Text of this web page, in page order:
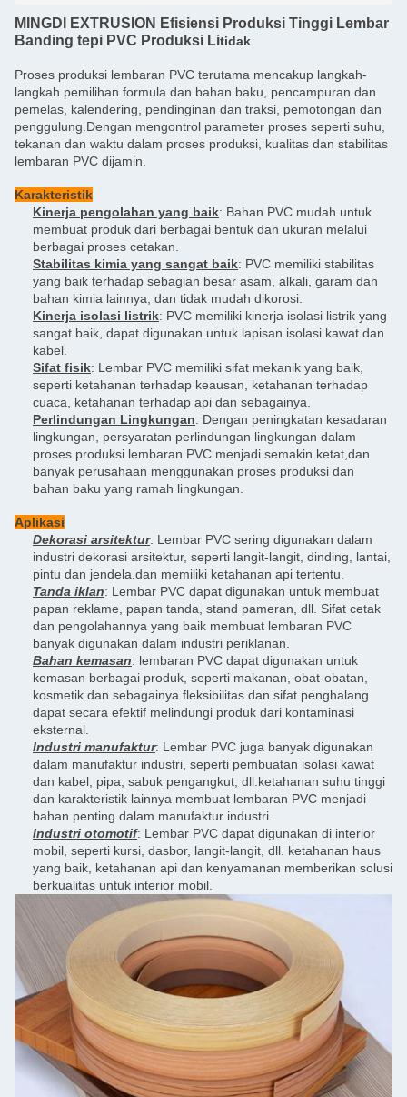
MINGDI EXTRUSION Efisiensi Produksi Tinggi Lembar
Banding tepi PVC Produksi Litidak
Proses produksi lembaran PVC terutama mencakup langkah-
langkah pemilihan formula dan bahan baku, pencampuran dan
pemelas, kalendering, pendinginan dan traksi, pemotongan dan
penggulung.Dengan mengontrol parameter proses seperti suhu,
tekanan dan waktu dalam proses produksi, kualitas dan stabilitas
lembaran PVC dijamin.
Karakteristik
Kinerja pengolahan yang baik: Bahan PVC mudah untuk
membuat produk dari berbagai bentuk dan ukuran melalui
berbagai proses cetakan.
Stabilitas kimia yang sangat baik: PVC memiliki stabilitas
yang baik terhadap sebagian besar asam, alkali, garam dan
bahan kimia lainnya, dan tidak mudah dikorosi.
Kinerja isolasi listrik: PVC memiliki kinerja isolasi listrik yang
sangat baik, dapat digunakan untuk lapisan isolasi kawat dan
kabel.
Sifat fisik: Lembar PVC memiliki sifat mekanik yang baik,
seperti ketahanan terhadap keausan, ketahanan terhadap
cuaca, ketahanan terhadap api dan sebagainya.
Perlindungan Lingkungan: Dengan peningkatan kesadaran
lingkungan, persyaratan perlindungan lingkungan dalam
proses produksi lembaran PVC menjadi semakin ketat,dan
banyak perusahaan menggunakan proses produksi dan
bahan baku yang ramah lingkungan.
Aplikasi
Dekorasi arsitektur: Lembar PVC sering digunakan dalam
industri dekorasi arsitektur, seperti langit-langit, dinding, lantai,
pintu dan jendela.dan memiliki ketahanan api tertentu.
Tanda iklan: Lembar PVC dapat digunakan untuk membuat
papan reklame, papan tanda, stand pameran, dll. Sifat cetak
dan pengolahannya yang baik membuat lembaran PVC
banyak digunakan dalam industri periklanan.
Bahan kemasan: lembaran PVC dapat digunakan untuk
kemasan berbagai produk, seperti makanan, obat-obatan,
kosmetik dan sebagainya.fleksibilitas dan sifat penghalang
dapat secara efektif melindungi produk dari kontaminasi
eksternal.
Industri manufaktur: Lembar PVC juga banyak digunakan
dalam manufaktur industri, seperti pembuatan isolasi kawat
dan kabel, pipa, sabuk pengangkut, dll.ketahanan suhu tinggi
dan karakteristik lainnya membuat lembaran PVC menjadi
bahan penting dalam manufaktur industri.
Industri otomotif: Lembar PVC dapat digunakan di interior
mobil, seperti kursi, dasbor, langit-langit, dll. ketahanan haus
yang baik, ketahanan api dan kenyamanan memberikan solusi
berkualitas untuk interior mobil.